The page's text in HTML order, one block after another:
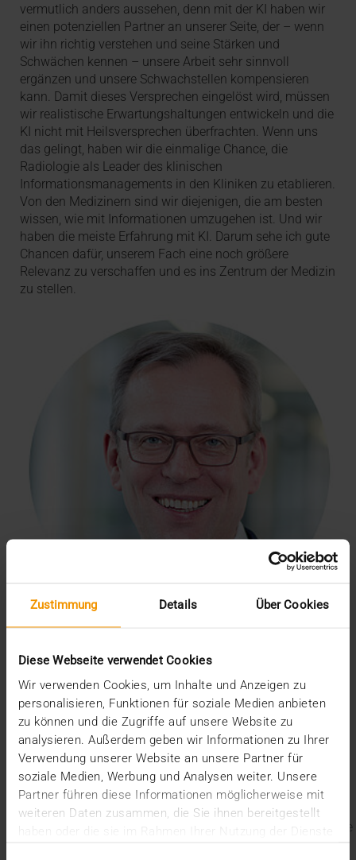
Zustimmung Details Über Cookies
Diese Webseite verwendet Cookies
Wir verwenden Cookies, um Inhalte und Anzeigen zu
personalisieren, Funktionen für soziale Medien anbieten
zu können und die Zugriffe auf unsere Website zu
analysieren. Außerdem geben wir Informationen zu Ihrer
Verwendung unserer Website an unsere Partner für
soziale Medien, Werbung und Analysen weiter. Unsere
Partner führen diese Informationen möglicherweise mit
weiteren Daten zusammen, die Sie ihnen bereitgestellt
vermutlich anders aussehen, denn mit der KI haben wir
einen potenziellen Partner an unserer Seite, der – wenn
wir ihn richtig verstehen und seine Stärken und
Schwächen kennen – unsere Arbeit sehr sinnvoll
ergänzen und unsere Schwachstellen kompensieren
kann. Damit dieses Versprechen eingelöst wird, müssen
wir realistische Erwartungshaltungen entwickeln und die
KI nicht mit Heilsversprechen überfrachten. Wenn uns
das gelingt, haben wir die einmalige Chance, die
Radiologie als Leader des klinischen
Informationsmanagements in den Kliniken zu etablieren.
Von den Medizinern sind wir diejenigen, die am besten
wissen, wie mit Informationen umzugehen ist. Und wir
haben die meiste Erfahrung mit KI. Darum sehe ich gute
Chancen dafür, unserem Fach eine noch größere
Relevanz zu verschaffen und es ins Zentrum der Medizin
zu stellen.
konfrontiert sehen, zu bewältigen.“
Prof. Dr. Elmar Kotter
Präsident der European Society of Medical Imaging Informatics und Chair des „eHealth
and Informatics Subcommittee“ der European Society of Radiology
Letzte Blogbeiträge
Der EHDS – ein Rahmen für Spielregeln und
Innovation
Der EU AI Act im Krankenhaus: So betten Sie KI in Ihre